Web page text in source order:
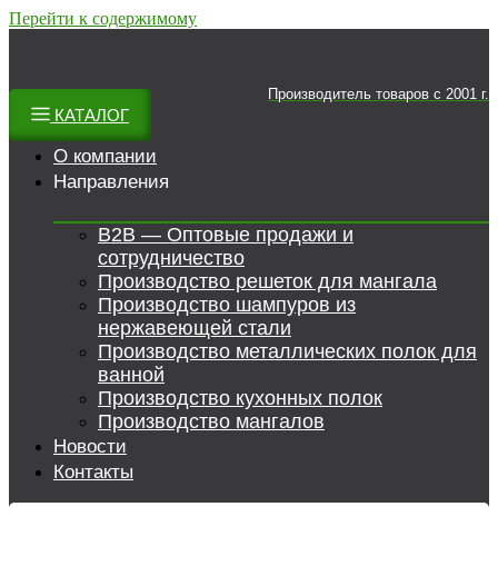
Перейти к содержимому
Производитель товаров c 2001 г.
КАТАЛОГ
О компании
Направления
B2B — Оптовые продажи и
сотрудничество
Производство решеток для мангала
Производство шампуров из
нержавеющей стали
Производство металлических полок для
ванной
Производство кухонных полок
Производство мангалов
Новости
Контакты